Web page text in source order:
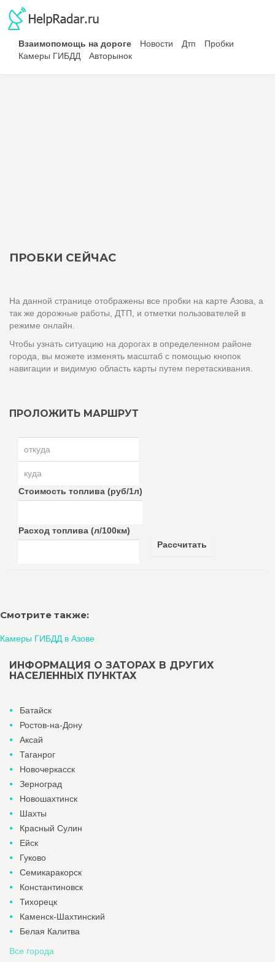
Взаимопомощь на дороге Новости Дтп
Пробки
Камеры ГИБДД
Авторынок
ПРОБКИ СЕЙЧАС
На данной странице отображены все пробки на карте Азова, а
так же дорожные работы, ДТП, и отметки пользователей в
режиме онлайн.
Чтобы узнать ситуацию на дорогах в определенном районе
города, вы можете изменять масштаб с помощью кнопок
навигации и видимую область карты путем перетаскивания.
ПРОЛОЖИТЬ МАРШРУТ
Стоимость топлива (руб/1л)
Расход топлива (л/100км)
Рассчитать
Смотрите также:
Камеры ГИБДД в Азове
ИНФОРМАЦИЯ О ЗАТОРАХ В ДРУГИХ
НАСЕЛЕННЫХ ПУНКТАХ
Батайск
Ростов-на-Дону
Аксай
Таганрог
Новочеркасск
Зерноград
Новошахтинск
Шахты
Красный Сулин
Ейск
Гуково
Семикаракорск
Константиновск
Тихорецк
Каменск-Шахтинский
Белая Калитва
Все города